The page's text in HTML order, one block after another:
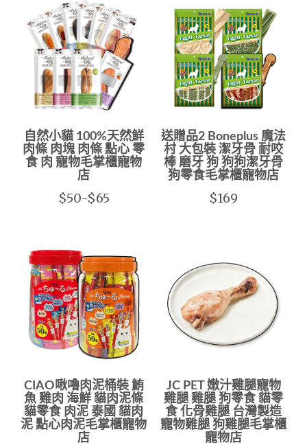
自然小貓 100%天然鮮
肉條 肉塊 肉條 點心 零
食 肉 寵物毛掌櫃寵物
店
$50-$65
送贈品2 Boneplus 魔法
村 大包裝 潔牙骨 耐咬
棒 磨牙 狗 狗狗潔牙骨
狗零食毛掌櫃寵物店
$169
CIAO啾嚕肉泥桶裝 鮪
魚 雞肉 海鮮 貓肉泥條
貓零食 肉泥 泰國 貓肉
泥 點心肉泥毛掌櫃寵物
店
JC PET 嫩汁雞腿寵物
雞腿 雞腿 狗零食 貓零
食 化骨雞腿 台灣製造
寵物雞腿 狗雞腿毛掌櫃
寵物店